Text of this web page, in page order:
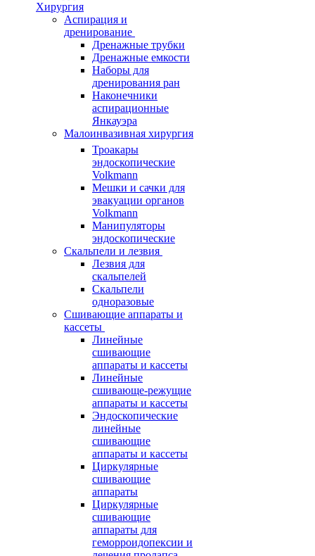
Хирургия
Аспирация и
дренирование
Дренажные трубки
Дренажные емкости
Наборы для
дренирования ран
Наконечники
аспирационные
Янкауэра
Малоинвазивная хирургия
Троакары
эндоскопические
Volkmann
Мешки и сачки для
эвакуации органов
Volkmann
Манипуляторы
эндоскопические
Скальпели и лезвия
Лезвия для
скальпелей
Скальпели
одноразовые
Сшивающие аппараты и
кассеты
Линейные
сшивающие
аппараты и кассеты
Линейные
сшивающе-режущие
аппараты и кассеты
Эндоскопические
линейные
сшивающие
аппараты и кассеты
Циркулярные
сшивающие
аппараты
Циркулярные
сшивающие
аппараты для
геморроидопексии и